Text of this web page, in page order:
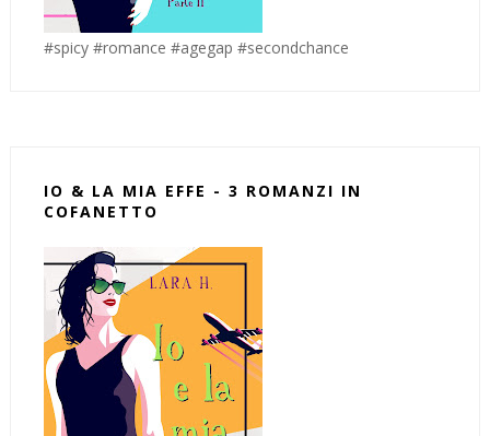
#spicy #romance #agegap #secondchance
IO & LA MIA EFFE - 3 ROMANZI IN
COFANETTO